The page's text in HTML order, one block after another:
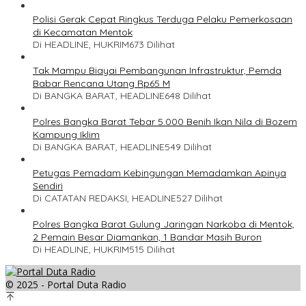
Polisi Gerak Cepat Ringkus Terduga Pelaku Pemerkosaan
di Kecamatan Mentok
Di HEADLINE, HUKRIM673 Dilihat
Tak Mampu Biayai Pembangunan Infrastruktur, Pemda
Babar Rencana Utang Rp65 M
Di BANGKA BARAT, HEADLINE648 Dilihat
Polres Bangka Barat Tebar 5.000 Benih Ikan Nila di Bozem
Kampung Iklim
Di BANGKA BARAT, HEADLINE549 Dilihat
Petugas Pemadam Kebingungan Memadamkan Apinya
Sendiri
Di CATATAN REDAKSI, HEADLINE527 Dilihat
Polres Bangka Barat Gulung Jaringan Narkoba di Mentok,
2 Pemain Besar Diamankan, 1 Bandar Masih Buron
Di HEADLINE, HUKRIM515 Dilihat
© 2025 - Portal Duta Radio